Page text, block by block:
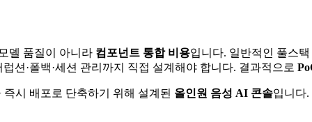
델 품질이 아니라 컴포넌트 통합 비용입니다. 일반적인 풀스
션·폴백·세션 관리까지 직접 설계해야 합니다. 결과적으로
시 배포로 단축하기 위해 설계된 올인원 음성 AI 콘솔입니다